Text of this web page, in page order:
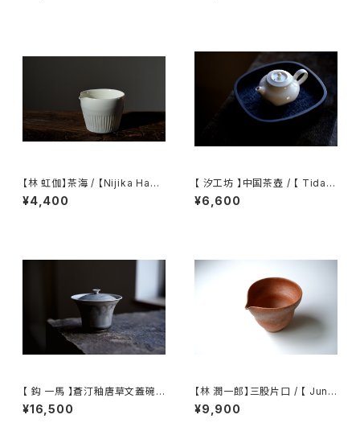
【林 虹伽】茶海 / 【Nijika Haya
shi 】tea pitcher
¥4,400
【 汐工坊 】中国茶壺 / 【 Tidal
Atelier 】Chinese teapot
¥6,600
【 鈎 一馬 】蒼汀釉唐草文蓋碗 /
【 kazuma magari 】Gaiwan
¥16,500
【林 潤一郎】三股片口 / 【 Junic
hiro Hayashi 】Katakuchi
¥9,900